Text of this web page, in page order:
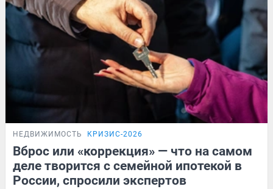
НЕДВИЖИМОСТЬ КРИЗИС-2026
Вброс или «коррекция» — что на самом
деле творится с семейной ипотекой в
России, спросили экспертов